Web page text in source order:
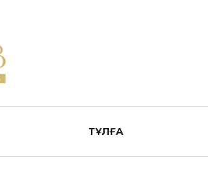
ТҰЛҒА